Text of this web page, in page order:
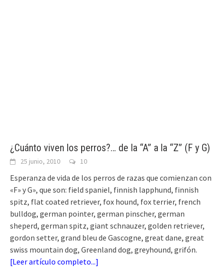
¿Cuánto viven los perros?… de la “A” a la “Z” (F y G)
25 junio, 2010 10
Esperanza de vida de los perros de razas que comienzan con
«F» y G», que son: field spaniel, finnish lapphund, finnish
spitz, flat coated retriever, fox hound, fox terrier, french
bulldog, german pointer, german pinscher, german
sheperd, german spitz, giant schnauzer, golden retriever,
gordon setter, grand bleu de Gascogne, great dane, great
swiss mountain dog, Greenland dog, greyhound, grifón.
[Leer artículo completo...]